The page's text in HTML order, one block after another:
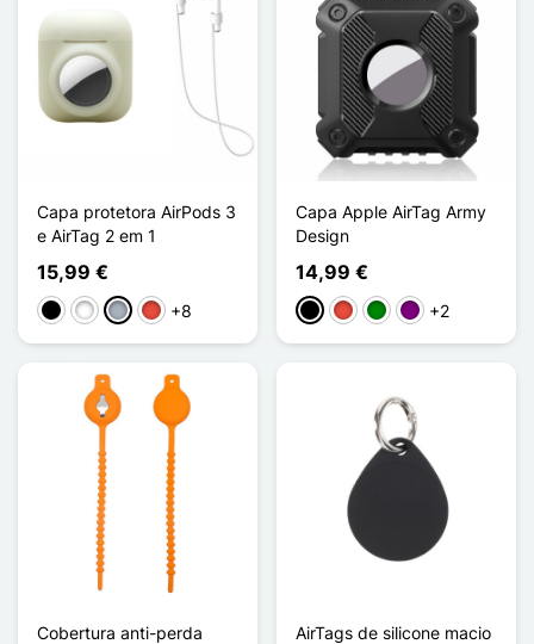
Capa protetora AirPods 3
e AirTag 2 em 1
15,99 €
PretoBrancoCinzento
Vermelho
+8
Capa Apple AirTag Army
Design
14,99 €
PretoVermelho
VerdePúrpura
+2
Cobertura anti-perda
AirTags de silicone macio